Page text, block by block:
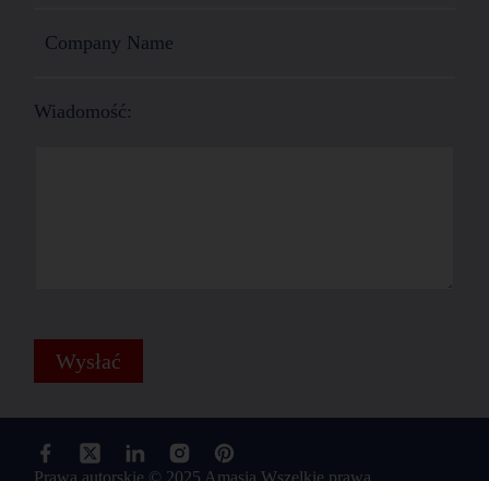
Wiadomość:
Wysłać
Prawa autorskie © 2025 Amasia Wszelkie prawa